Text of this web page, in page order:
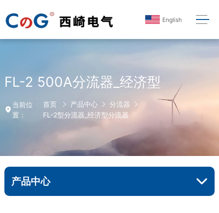
English
FL-2 500A分流器_经济型
当前位
置：
首页 产品中心
分流器
FL-2型分流器_经济型分流器
产品中心